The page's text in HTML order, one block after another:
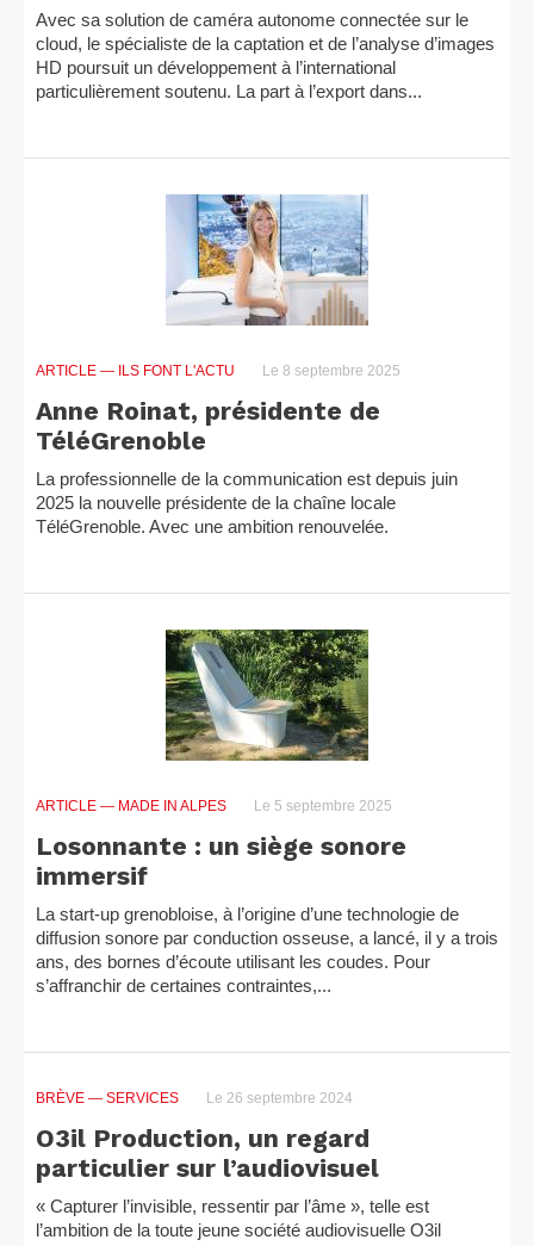
Avec sa solution de caméra autonome connectée sur le
cloud, le spécialiste de la captation et de l’analyse d’images
HD poursuit un développement à l’international
particulièrement soutenu. La part à l’export dans...
ARTICLE — ILS FONT L'ACTU Le 8 septembre 2025
Anne Roinat, présidente de
TéléGrenoble
La professionnelle de la communication est depuis juin
2025 la nouvelle présidente de la chaîne locale
TéléGrenoble. Avec une ambition renouvelée.
ARTICLE — MADE IN ALPES Le 5 septembre 2025
Losonnante : un siège sonore
immersif
La start-up grenobloise, à l’origine d’une technologie de
diffusion sonore par conduction osseuse, a lancé, il y a trois
ans, des bornes d’écoute utilisant les coudes. Pour
s’affranchir de certaines contraintes,...
BRÈVE — SERVICES Le 26 septembre 2024
O3il Production, un regard
particulier sur l’audiovisuel
« Capturer l’invisible, ressentir par l’âme », telle est
l’ambition de la toute jeune société audiovisuelle O3il